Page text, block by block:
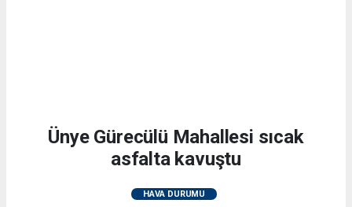
Ünye Gürecülü Mahallesi sıcak
asfalta kavuştu
HAVA DURUMU